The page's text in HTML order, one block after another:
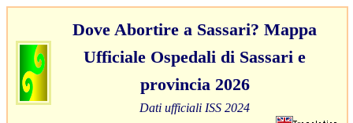
Dove Abortire a Sassari? Mappa
Ufficiale Ospedali di Sassari e
provincia 2026
Dati ufficiali ISS 2024